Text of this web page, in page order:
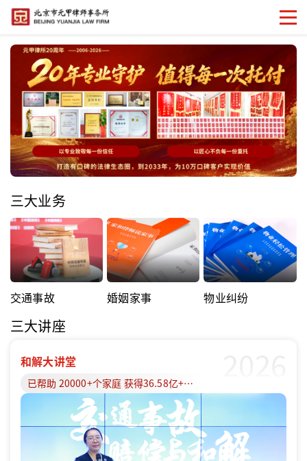
三大业务
交通事故 婚姻家事 物业纠纷
三大讲座
和解大讲堂
已帮助 20000+个家庭 获得36.58亿+赔偿款